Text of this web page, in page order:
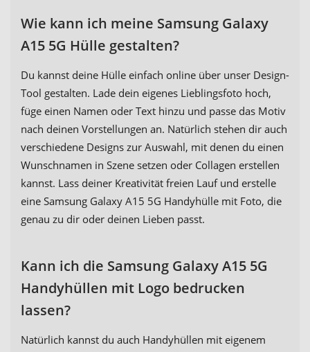
Wie kann ich meine Samsung Galaxy
A15 5G Hülle gestalten?
Du kannst deine Hülle einfach online über unser Design-
Tool gestalten. Lade dein eigenes Lieblingsfoto hoch,
füge einen Namen oder Text hinzu und passe das Motiv
nach deinen Vorstellungen an. Natürlich stehen dir auch
verschiedene Designs zur Auswahl, mit denen du einen
Wunschnamen in Szene setzen oder Collagen erstellen
kannst. Lass deiner Kreativität freien Lauf und erstelle
eine Samsung Galaxy A15 5G Handyhülle mit Foto, die
genau zu dir oder deinen Lieben passt.
Kann ich die Samsung Galaxy A15 5G
Handyhüllen mit Logo bedrucken
lassen?
Natürlich kannst du auch Handyhüllen mit eigenem